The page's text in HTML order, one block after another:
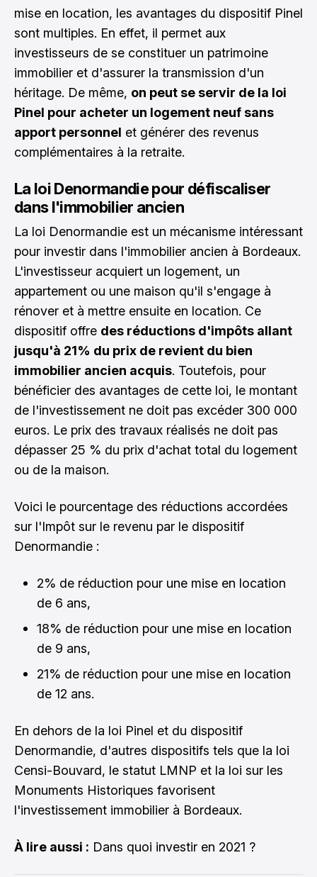
mise en location, les avantages du dispositif Pinel
sont multiples. En effet, il permet aux
investisseurs de se constituer un patrimoine
immobilier et d'assurer la transmission d'un
héritage. De même, on peut se servir de la loi
Pinel pour acheter un logement neuf sans
apport personnel et générer des revenus
complémentaires à la retraite.
La loi Denormandie pour défiscaliser
dans l'immobilier ancien
La loi Denormandie est un mécanisme intéressant
pour investir dans l'immobilier ancien à Bordeaux.
L'investisseur acquiert un logement, un
appartement ou une maison qu'il s'engage à
rénover et à mettre ensuite en location. Ce
dispositif offre des réductions d'impôts allant
jusqu'à 21% du prix de revient du bien
immobilier ancien acquis. Toutefois, pour
bénéficier des avantages de cette loi, le montant
de l'investissement ne doit pas excéder 300 000
euros. Le prix des travaux réalisés ne doit pas
dépasser 25 % du prix d'achat total du logement
ou de la maison.
Voici le pourcentage des réductions accordées
sur l'Impôt sur le revenu par le dispositif
Denormandie :
2% de réduction pour une mise en location
de 6 ans,
18% de réduction pour une mise en location
de 9 ans,
21% de réduction pour une mise en location
de 12 ans.
En dehors de la loi Pinel et du dispositif
Denormandie, d'autres dispositifs tels que la loi
Censi-Bouvard, le statut LMNP et la loi sur les
Monuments Historiques favorisent
l'investissement immobilier à Bordeaux.
À lire aussi : Dans quoi investir en 2021 ?